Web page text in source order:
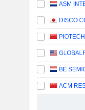
ASM
DISCO